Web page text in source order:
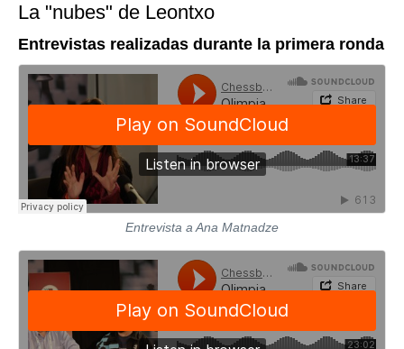
La "nubes" de Leontxo
Entrevistas realizadas durante la primera ronda
Entrevista a Ana Matnadze